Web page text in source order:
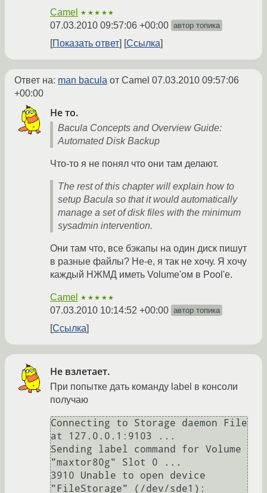
Camel ★★★★★
07.03.2010 09:57:06 +00:00 автор топика
Показать ответ Ссылка
Ответ на: man bacula от Camel 07.03.2010 09:57:06
+00:00
Не то.
Bacula Concepts and Overview Guide:
Automated Disk Backup
Что-то я не понял что они там делают.
The rest of this chapter will explain how to
setup Bacula so that it would automatically
manage a set of disk files with the minimum
sysadmin intervention.
Они там что, все бэкапы на один диск пишут
в разные файлы? Не-е, я так не хочу. Я хочу
каждый НЖМД иметь Volume'ом в Pool'е.
Camel ★★★★★
07.03.2010 10:14:52 +00:00 автор топика
Ссылка
Не взлетает.
При попытке дать команду label в консоли
получаю
Connecting to Storage daemon File
at 127.0.0.1:9103 ...
Sending label command for Volume
"maxtor80g" Slot 0 ...
3910 Unable to open device
"FileStorage" (/dev/sde1):